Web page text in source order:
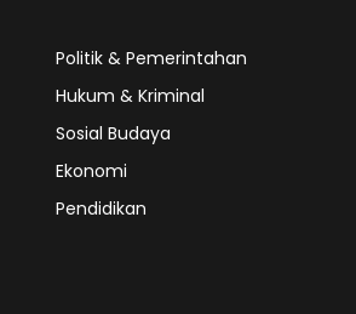
Politik & Pemerintahan
Hukum & Kriminal
Sosial Budaya
Ekonomi
Pendidikan